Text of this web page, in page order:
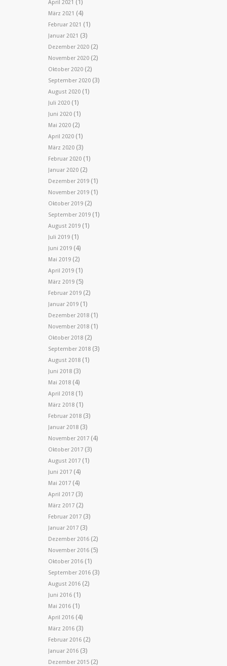
April 2021 (1)
März 2021 (4)
Februar 2021 (1)
Januar 2021 (3)
Dezember 2020 (2)
November 2020 (2)
Oktober 2020 (2)
September 2020 (3)
August 2020 (1)
Juli 2020 (1)
Juni 2020 (1)
Mai 2020 (2)
April 2020 (1)
März 2020 (3)
Februar 2020 (1)
Januar 2020 (2)
Dezember 2019 (1)
November 2019 (1)
Oktober 2019 (2)
September 2019 (1)
August 2019 (1)
Juli 2019 (1)
Juni 2019 (4)
Mai 2019 (2)
April 2019 (1)
März 2019 (5)
Februar 2019 (2)
Januar 2019 (1)
Dezember 2018 (1)
November 2018 (1)
Oktober 2018 (2)
September 2018 (3)
August 2018 (1)
Juni 2018 (3)
Mai 2018 (4)
April 2018 (1)
März 2018 (1)
Februar 2018 (3)
Januar 2018 (3)
November 2017 (4)
Oktober 2017 (3)
August 2017 (1)
Juni 2017 (4)
Mai 2017 (4)
April 2017 (3)
März 2017 (2)
Februar 2017 (3)
Januar 2017 (3)
Dezember 2016 (2)
November 2016 (5)
Oktober 2016 (1)
September 2016 (3)
August 2016 (2)
Juni 2016 (1)
Mai 2016 (1)
April 2016 (4)
März 2016 (3)
Februar 2016 (2)
Januar 2016 (3)
Dezember 2015 (2)